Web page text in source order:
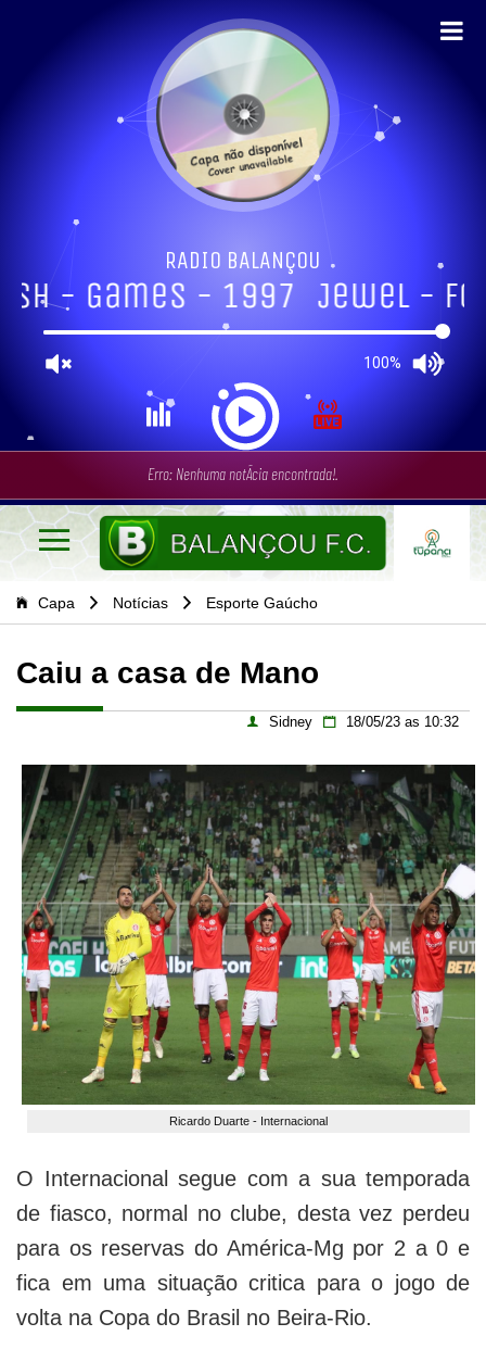
Capa Notícias Esporte Gaúcho
Caiu a casa de Mano
Sidney 18/05/23 as 10:32
Ricardo Duarte - Internacional
O Internacional segue com a sua temporada
de fiasco, normal no clube, desta vez perdeu
para os reservas do América-Mg por 2 a 0 e
fica em uma situação critica para o jogo de
volta na Copa do Brasil no Beira-Rio.